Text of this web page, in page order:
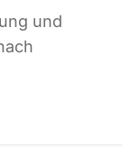
und